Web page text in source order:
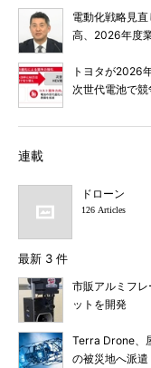
電動化戦略見
高、2026年度
トヨタが2026
次世代電池で
連載
ドローン
126 Articles
最新 3 件
市販アルミフ
ットを開発
Terra Drone、
の被災地へ派遣